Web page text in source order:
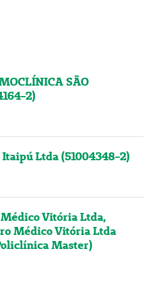
SÃO
2)
Ltda (51004348-2)
Vitória Ltda,
Médico Vitória Ltda
Master)